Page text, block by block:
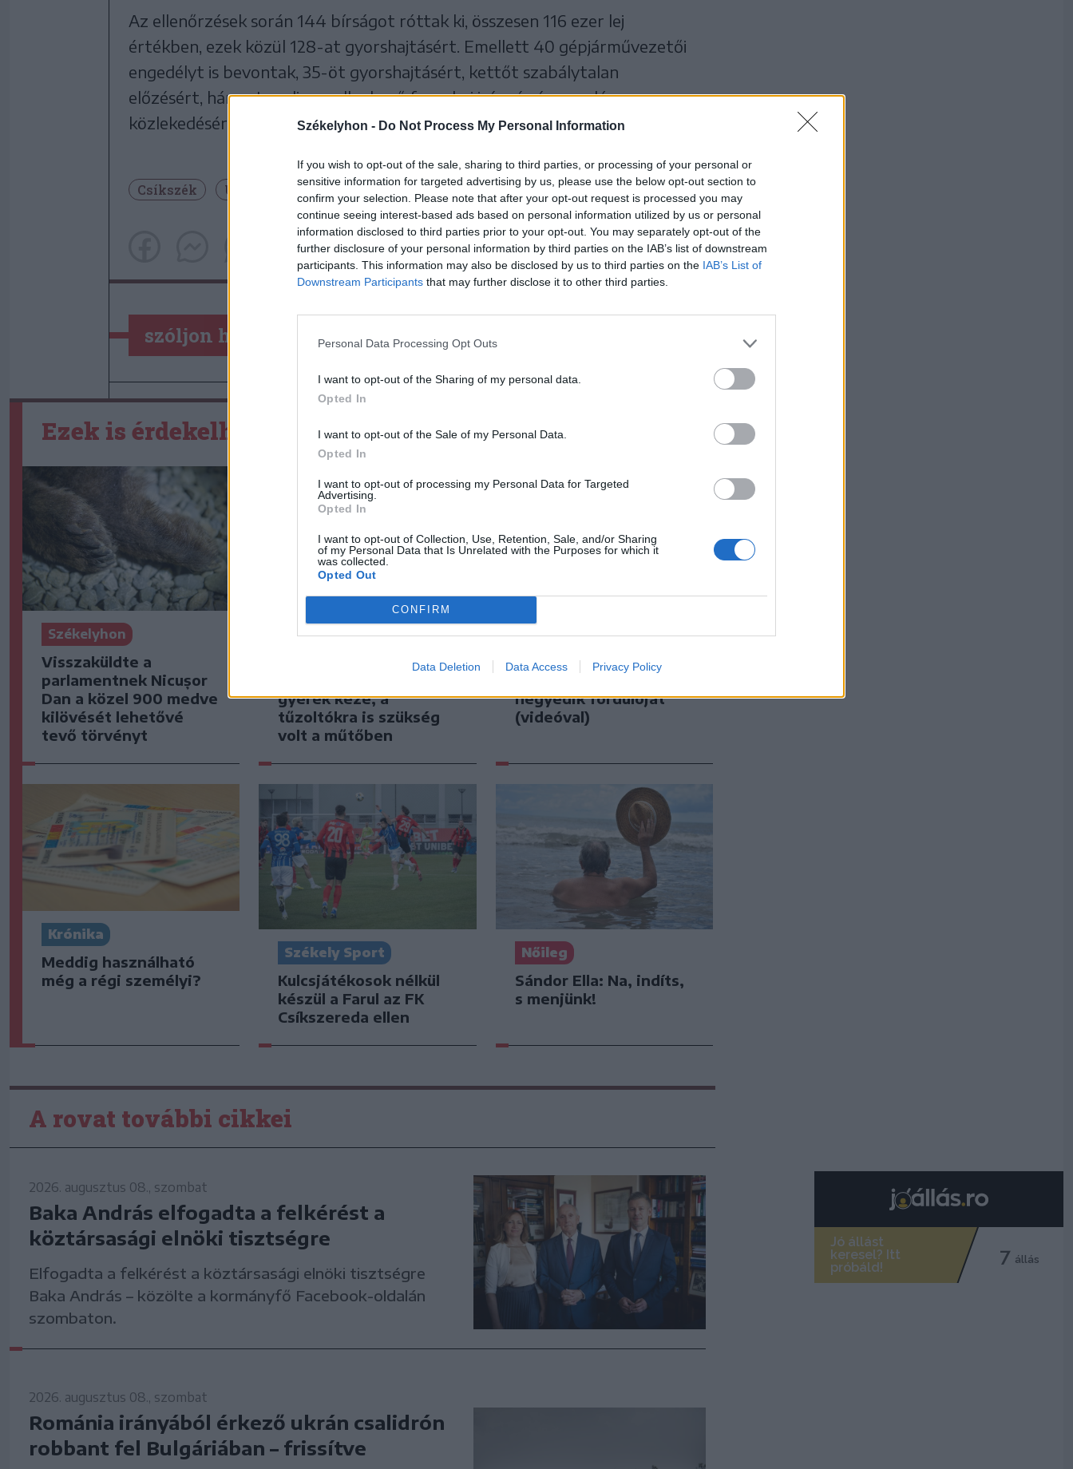
Székelyhon - Do Not Process My Personal Information
If you wish to opt-out of the sale, sharing to third parties, or processing of your personal or
sensitive information for targeted advertising by us, please use the below opt-out section to
confirm your selection. Please note that after your opt-out request is processed you may
continue seeing interest-based ads based on personal information utilized by us or personal
information disclosed to third parties prior to your opt-out. You may separately opt-out of the
further disclosure of your personal information by third parties on the IAB’s list of downstream
participants. This information may also be disclosed by us to third parties on the IAB’s List of
Downstream Participants that may further disclose it to other third parties.
Personal Data Processing Opt Outs
I want to opt-out of the Sharing of my personal data.
Opted In
I want to opt-out of the Sale of my Personal Data.
Opted In
I want to opt-out of processing my Personal Data for Targeted
Advertising.
Opted In
I want to opt-out of Collection, Use, Retention, Sale, and/or Sharing
of my Personal Data that Is Unrelated with the Purposes for which it
was collected.
Opted Out
CONFIRM
Data Deletion Data Access Privacy Policy
Az ellenőrzések során 144 bírságot róttak ki, összesen 116 ezer lej
értékben, ezek közül 128-at gyorshajtásért. Emellett 40 gépjárművezetői
engedélyt is bevontak, 35-öt gyorshajtásért, kettőt szabálytalan
előzésért, hármat pedig az ellenkező forgalmi irányú sávon való
közlekedésért.
Csíkszék Udvarhelyszék Marosszék Gyergyószék Rendőrség
szóljon hozzá!
Ezek is érdekelhetik
Székelyhon
Visszaküldte a
parlamentnek Nicușor
Dan a közel 900 medve
kilövését lehetővé
tevő törvényt
Székelyhon
gyerek keze, a
tűzoltókra is szükség
volt a műtőben
Székely Sport
Látványos meccs
negyedik fordulóját
(videóval)
Krónika
Meddig használható
még a régi személyi?
Székely Sport
Kulcsjátékosok nélkül
készül a Farul az FK
Csíkszereda ellen
Nőileg
Sándor Ella: Na, indíts,
s menjünk!
A rovat további cikkei
2026. augusztus 08., szombat
Baka András elfogadta a felkérést a
köztársasági elnöki tisztségre
Elfogadta a felkérést a köztársasági elnöki tisztségre
Baka András – közölte a kormányfő Facebook-oldalán
szombaton.
2026. augusztus 08., szombat
Románia irányából érkező ukrán csalidrón
robbant fel Bulgáriában – frissítve